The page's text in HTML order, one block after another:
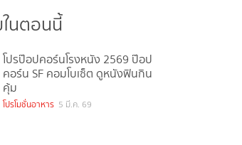
นตอนนี้
โปรป๊อปคอร์นโรงหนัง 2569 ป๊อป
คอร์น SF คอมโบเซ็ต ดูหนังฟินกิน
คุ้ม
โปรโมชั่นอาหาร 5 มี.ค. 69